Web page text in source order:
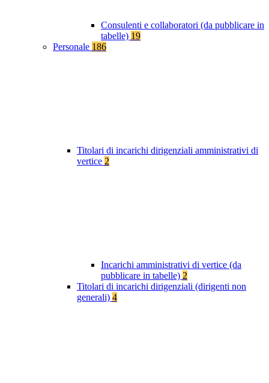
Consulenti e collaboratori (da pubblicare in
tabelle) 19
Personale 186
Titolari di incarichi dirigenziali amministrativi di
vertice 2
Incarichi amministrativi di vertice (da
pubblicare in tabelle) 2
Titolari di incarichi dirigenziali (dirigenti non
generali) 4